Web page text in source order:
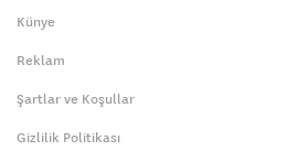
Künye
Reklam
Şartlar ve Koşullar
Gizlilik Politikası